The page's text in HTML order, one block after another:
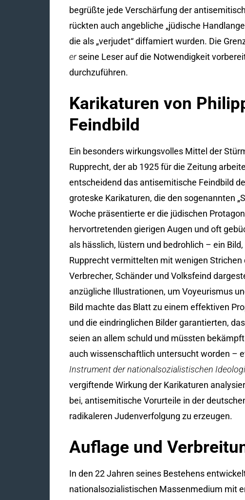
begrüßte jede Verschärfung der
rückten auch angebliche „jüdische
die als „verjudet“ diffamiert wurden. Die
erseine Leser auf die Notwendigkeit
durchzuführen.
Karikaturen von
Feindbild
Ein besonders wirkungsvolles Mittel der
Rupprecht, der ab 1925 für die Zeitung
entscheidend das antisemitische Feindbild
groteske Karikaturen, die den sogenannten
Woche präsentierte er die jüdischen
hervortretenden gierigen Augen und oft
als hässlich, lüstern und bedrohlich – ein
Rupprecht vermittelten mit wenigen Strichen
Verbrecher, Schänder und Volksfeind
anzügliche Illustrationen, um Voyeurismus
Bild machte das Blatt zu einem effektiven
und die eindringlichen Bilder garantierten,
seien an allem schuld und müssten
auch wissenschaftlich untersucht worden –
Instrument der nationalsozialistischen
vergiftende Wirkung der Karikaturen
bei, antisemitische Vorurteile in der
radikaleren Judenverfolgung zu erzeugen.
Auflage und
In den 22 Jahren seines Bestehens
nationalsozialistischen Massenmedium mit